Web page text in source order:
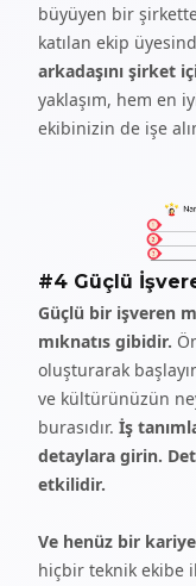
büyüyen bir
katılan ekip
arkadaşını şirket
yaklaşım, hem en
ekibinizin de işe
#4 Güçlü
Güçlü bir işveren
mıknatıs gibidir.
oluşturarak
ve kültürünüzün
burasıdır. İş
detaylara girin.
etkilidir.
Ve henüz bir
hiçbir teknik ekibe